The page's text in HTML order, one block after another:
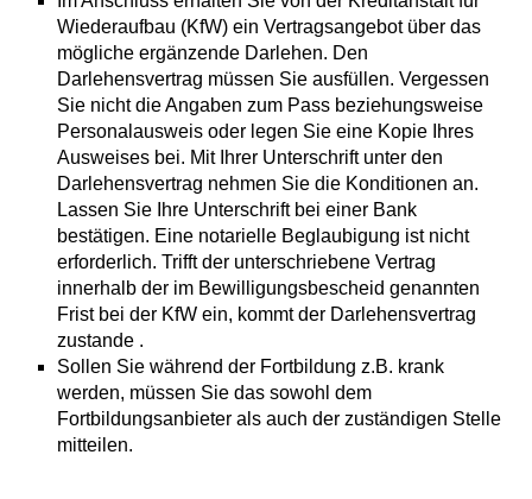
Wiederaufbau (KfW) ein Vertragsangebot über das
mögliche ergänzende Darlehen. Den
Darlehensvertrag müssen Sie ausfüllen. Vergessen
Sie nicht die Angaben zum Pass beziehungsweise
Personalausweis oder legen Sie eine Kopie Ihres
Ausweises bei. Mit Ihrer Unterschrift unter den
Darlehensvertrag nehmen Sie die Konditionen an.
Lassen Sie Ihre Unterschrift bei einer Bank
bestätigen. Eine notarielle Beglaubigung ist nicht
erforderlich. Trifft der unterschriebene Vertrag
innerhalb der im Bewilligungsbescheid genannten
Frist bei der KfW ein, kommt der Darlehensvertrag
zustande .
Sollen Sie während der Fortbildung z.B. krank
werden, müssen Sie das sowohl dem
Fortbildungsanbieter als auch der zuständigen Stelle
mitteilen.